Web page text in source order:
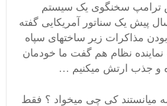
ترامپ سخنگوی یک سیستم
پیش یک سناتور آمریکایی گفته
مذاکرات زیر ساختهای سپاه
نظام هم گفت ما خودمان
و جذب ارتش میکنیم …
میانستند کی چی میخواد ؟ فقط